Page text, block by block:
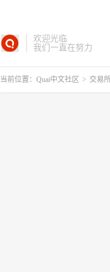
欢迎光临
我们一直在努力
当前位置： Quai中文社区 > 交易